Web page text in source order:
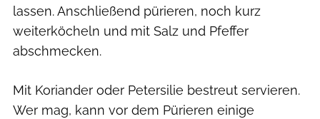
lassen. Anschließend pürieren, noch kurz
weiterköcheln und mit Salz und Pfeffer
abschmecken.
Mit Koriander oder Petersilie bestreut servieren.
Wer mag, kann vor dem Pürieren einige